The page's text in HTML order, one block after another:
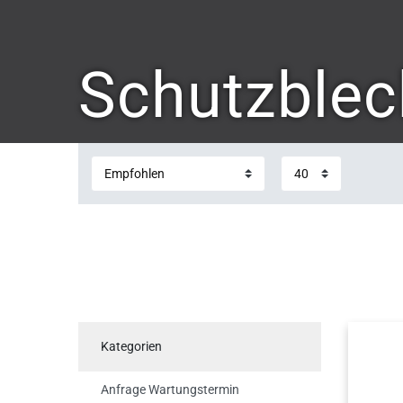
Kategorien
Anfrage Wartungstermin